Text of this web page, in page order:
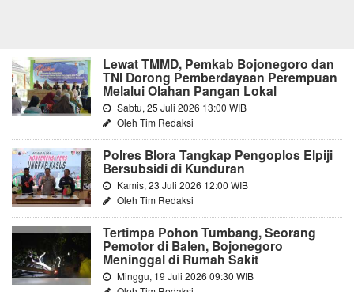
Lewat TMMD, Pemkab Bojonegoro dan
TNI Dorong Pemberdayaan Perempuan
Melalui Olahan Pangan Lokal
Sabtu, 25 Juli 2026 13:00 WIB
Oleh Tim Redaksi
Polres Blora Tangkap Pengoplos Elpiji
Bersubsidi di Kunduran
Kamis, 23 Juli 2026 12:00 WIB
Oleh Tim Redaksi
Tertimpa Pohon Tumbang, Seorang
Pemotor di Balen, Bojonegoro
Meninggal di Rumah Sakit
Minggu, 19 Juli 2026 09:30 WIB